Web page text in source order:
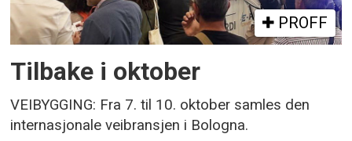
PROFF
Tilbake i oktober
VEIBYGGING: Fra 7. til 10. oktober samles den
internasjonale veibransjen i Bologna.